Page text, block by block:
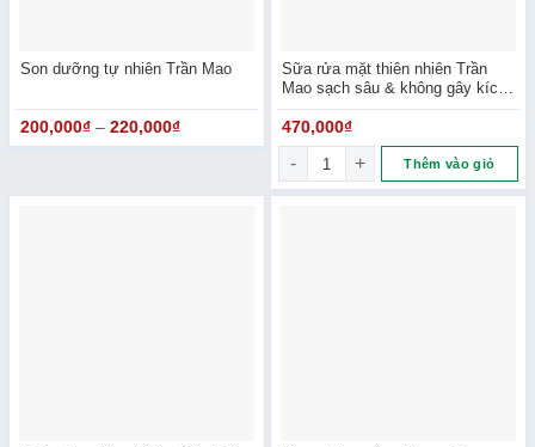
Son dưỡng tự nhiên Trần Mao
200,000₫ – 220,000₫
Sữa rửa mặt thiên nhiên Trần
Mao sạch sâu & không gây kích
ứng
470,000₫
Sữa rửa mặt thiên nhiên Trần
Thêm vào giỏ